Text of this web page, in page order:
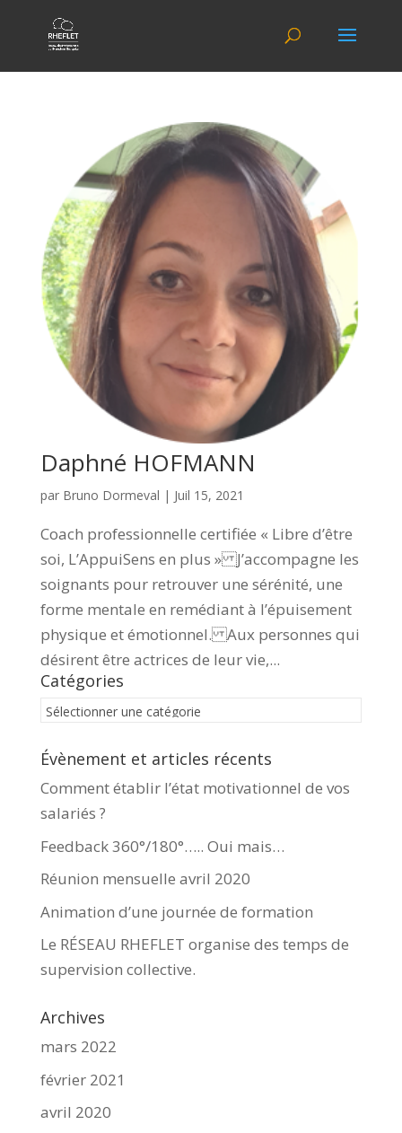
Daphné HOFMANN
par Bruno Dormeval | Juil 15, 2021
Coach professionnelle certifiée « Libre d’être
soi, L’AppuiSens en plus » J’accompagne les
soignants pour retrouver une sérénité, une
forme mentale en remédiant à l’épuisement
physique et émotionnel. Aux personnes qui
désirent être actrices de leur vie,...
Catégories
Catégories
Évènement et articles récents
Comment établir l’état motivationnel de vos
salariés ?
Feedback 360°/180°….. Oui mais…
Réunion mensuelle avril 2020
Animation d’une journée de formation
Le RÉSEAU RHEFLET organise des temps de
supervision collective.
Archives
mars 2022
février 2021
avril 2020